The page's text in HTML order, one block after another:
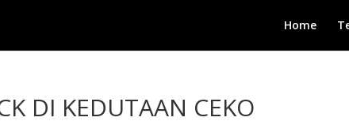
Home
DI KEDUTAAN CEKO